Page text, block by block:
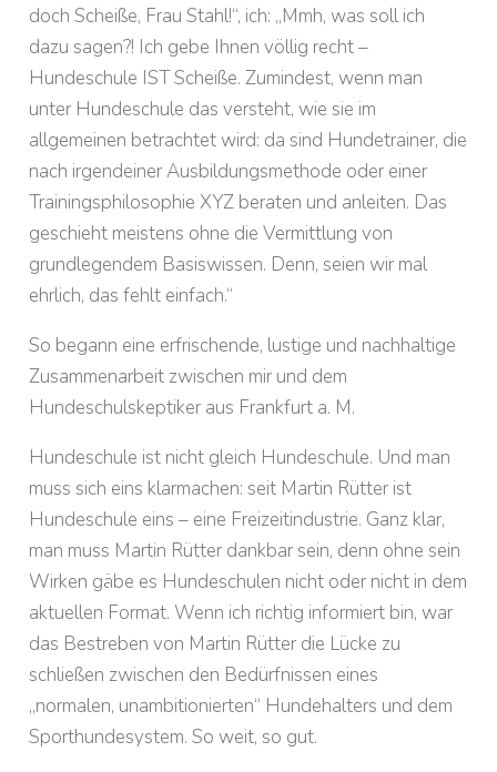
doch Scheiße, Frau Stahl!“, ich: „Mmh, was soll ich
dazu sagen?! Ich gebe Ihnen völlig recht –
Hundeschule IST Scheiße. Zumindest, wenn man
unter Hundeschule das versteht, wie sie im
allgemeinen betrachtet wird: da sind Hundetrainer, die
nach irgendeiner Ausbildungsmethode oder einer
Trainingsphilosophie XYZ beraten und anleiten. Das
geschieht meistens ohne die Vermittlung von
grundlegendem Basiswissen. Denn, seien wir mal
ehrlich, das fehlt einfach.“
So begann eine erfrischende, lustige und nachhaltige
Zusammenarbeit zwischen mir und dem
Hundeschulskeptiker aus Frankfurt a. M.
Hundeschule ist nicht gleich Hundeschule. Und man
muss sich eins klarmachen: seit Martin Rütter ist
Hundeschule eins – eine Freizeitindustrie. Ganz klar,
man muss Martin Rütter dankbar sein, denn ohne sein
Wirken gäbe es Hundeschulen nicht oder nicht in dem
aktuellen Format. Wenn ich richtig informiert bin, war
das Bestreben von Martin Rütter die Lücke zu
schließen zwischen den Bedürfnissen eines
„normalen, unambitionierten“ Hundehalters und dem
Sporthundesystem. So weit, so gut.